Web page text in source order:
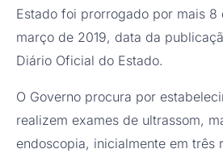
Estado foi prorrogado por mais 8
março de 2019, data da
Diário Oficial do Estado.
O Governo procura por
realizem exames de ultrassom,
endoscopia, inicialmente em três